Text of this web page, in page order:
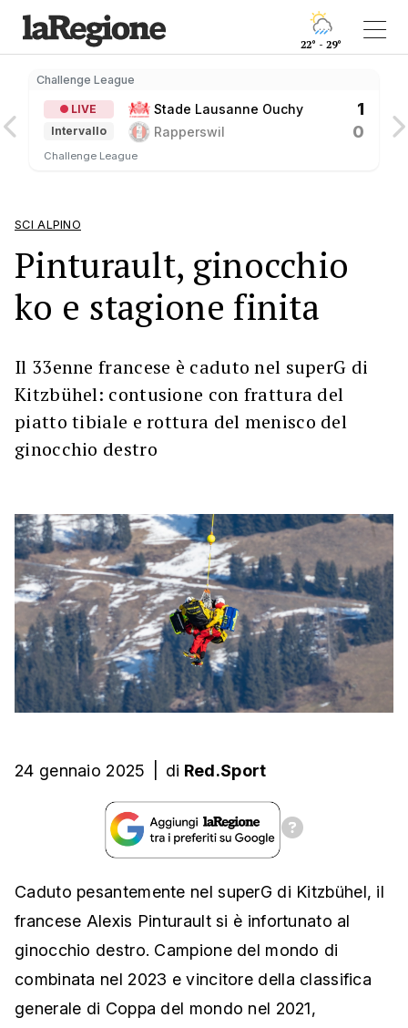
22° - 29°
Challenge League
LIVE
Intervallo
Stade Lausanne Ouchy 1
Rapperswil 0
Challenge League
SCI ALPINO
Pinturault, ginocchio
ko e stagione finita
Il 33enne francese è caduto nel superG di
Kitzbühel: contusione con frattura del
piatto tibiale e rottura del menisco del
ginocchio destro
24 gennaio 2025 di Red.Sport
Caduto pesantemente nel superG di Kitzbühel, il
francese Alexis Pinturault si è infortunato al
ginocchio destro. Campione del mondo di
combinata nel 2023 e vincitore della classifica
generale di Coppa del mondo nel 2021,